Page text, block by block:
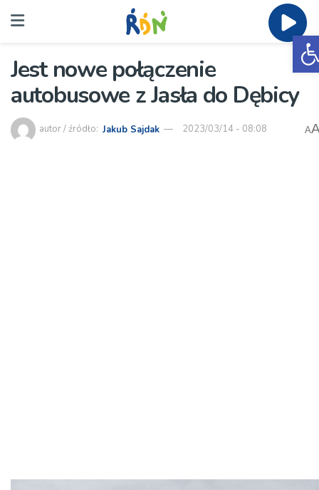
Jest nowe połączenie
autobusowe z Jasła do Dębicy
autor / źródło: Jakub Sajdak 2023/03/14 - 08:08 A